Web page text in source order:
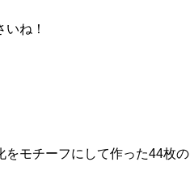
ね！
をモチーフにして作った44枚の